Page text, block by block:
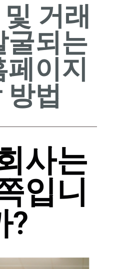
거래
굴되는
페이지
방법
사는
입니
?